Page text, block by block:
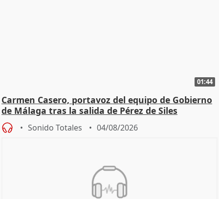
01:44
Carmen Casero, portavoz del equipo de Gobierno
de Málaga tras la salida de Pérez de Siles
Sonido Totales 04/08/2026